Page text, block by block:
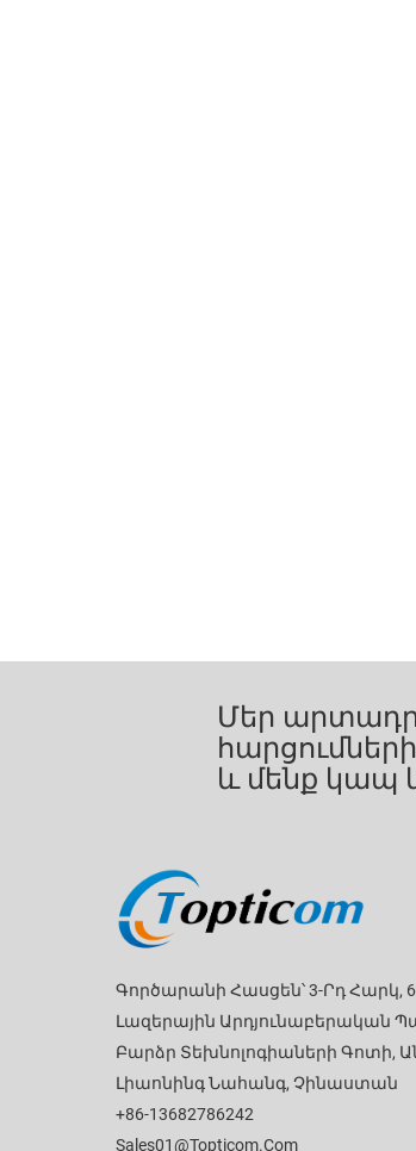
Մեր
և մենք կապ
Գործարանի Հասցեն՝ 3-Րդ Հարկ,
Լազերային Արդյունաբերական
Բարձր Տեխնոլոգիաների Գոտի,
Լիաոնինգ Նահանգ, Չինաստան
+86-13682786242
Sales01@topticom.com